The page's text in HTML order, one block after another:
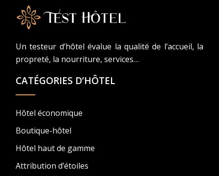
Un testeur d’hôtel évalue la qualité de l’accueil, la
propreté, la nourriture, services…
CATÉGORIES D’HÔTEL
Hôtel économique
Boutique-hôtel
Hôtel haut de gamme
Attribution d’étoiles